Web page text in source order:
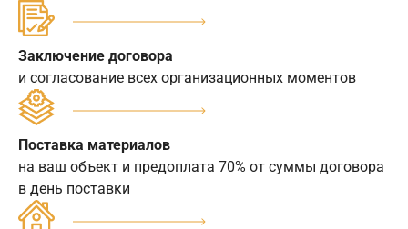
Заключение договора
и согласование всех организационных моментов
Поставка материалов
на ваш объект и предоплата 70% от суммы договора
в день поставки